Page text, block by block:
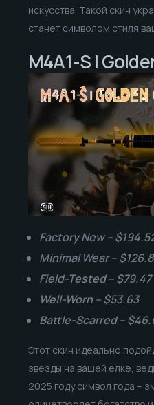
искусства. Такой скин
станет символом стиля
M4A1-S |
Factory New –
Minimal Wear –
Field-Tested – $79.47
Well-Worn – $53.63
Battle-Scarred –
Этот скин идеально
звезды на вашей елке,
2025 году символ года –